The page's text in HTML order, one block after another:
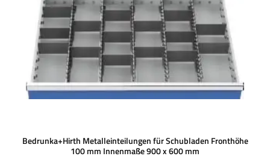
Bedrunka+Hirth Metalleinteilungen für Schubladen Fronthöhe
100 mm Innenmaße 900 x 600 mm